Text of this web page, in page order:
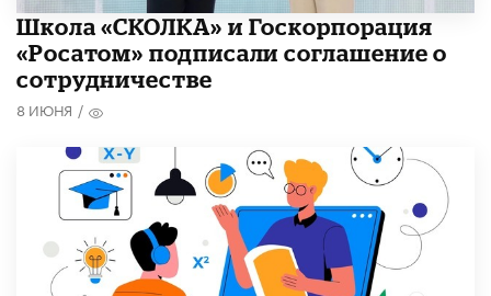
Школа «СКОЛКА» и Госкорпорация
«Росатом» подписали соглашение о
сотрудничестве
8 ИЮНЯ /